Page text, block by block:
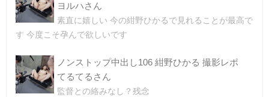
ヨルハさん
素直に嬉しい 今の紺野ひかるで見れることが最高で
す 今度こそ孕んで欲しいです
ノンストップ中出し106 紺野ひかる 撮影レポ
てるてるさん
監督との絡みなし？残念